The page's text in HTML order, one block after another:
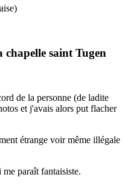
chapelle saint Tugen
de la personne (de ladite
et j'avais alors put flacher
étrange voir même illégale
paraît fantaisiste.